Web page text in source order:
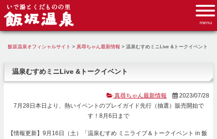
飯坂温泉オフィシャルサイト > 真尋ちゃん最新情報 > 温泉むすめミニLive &トークイベント
温泉むすめミニLive &トークイベント
真尋ちゃん最新情報
2023/07/28
7月28日本日より、熱いイベントのプレイガイド先行（抽選）販売開始で
す！8月6日まで
【情報更新】9月16日（土）「温泉むすめ ミニライブ＆トークイベント in 飯